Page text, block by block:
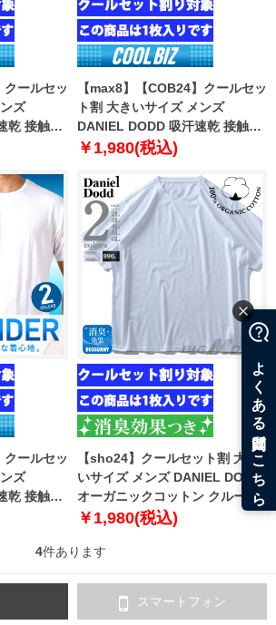
クールセッ
ズ
乾 接触涼
アンダー
【max8】【COB24】クールセッ
ト割 大きいサイズ メンズ
DANIEL DODD 吸汗速乾 接触涼
感 クルーネック ノースリーブ ク
1枚入り azu-2102
￥1,980(税込)
クールセッ
ズ
乾 接触涼
ールアン
【sho24】クールセット割 大き
いサイズ メンズ DANIEL DODD
オーガニックコットン クルーネ
ック 半袖 肌着 下着 消臭抗菌 1
￥1,980(税込)
4件あります
スマートフォン